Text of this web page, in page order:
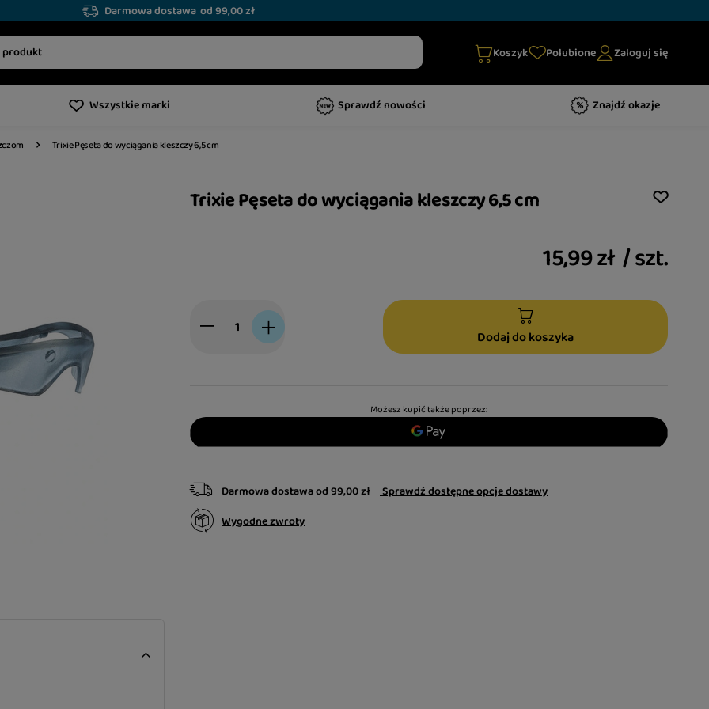
Darmowa dostawa od 99,00 zł
Koszyk Polubione Zaloguj się
Wszystkie marki Sprawdź nowości Znajdź okazje
Trixie Pęseta do wyciągania kleszczy 6,5 cm
Trixie Pęseta do wyciągania kleszczy 6,5 cm
15,99 zł /szt.
Dodaj do koszyka
Możesz kupić także poprzez:
Darmowa dostawaod99,00 zł Sprawdź dostępne opcje dostawy
Wygodne zwroty